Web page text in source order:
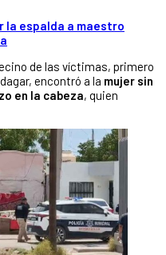
la espalda a maestro
de las víctimas, primero
encontró a la mujer sin
en la cabeza, quien